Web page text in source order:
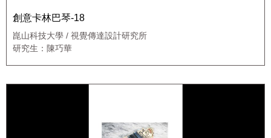
創意卡林巴琴-18
崑山科技大學 / 視覺傳達設計研究所
研究生：陳巧華